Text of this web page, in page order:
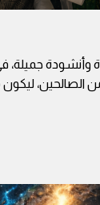
وأنشودة
الصالحين،